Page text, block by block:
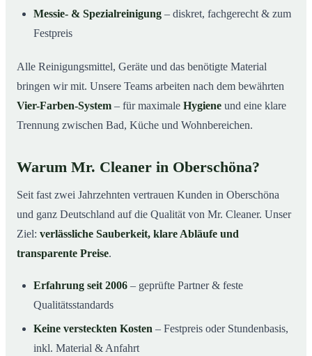
Messie- & Spezialreinigung – diskret, fachgerecht & zum
Festpreis
Alle Reinigungsmittel, Geräte und das benötigte Material
bringen wir mit. Unsere Teams arbeiten nach dem bewährten
Vier-Farben-System – für maximale Hygiene und eine klare
Trennung zwischen Bad, Küche und Wohnbereichen.
Warum Mr. Cleaner in Oberschöna?
Seit fast zwei Jahrzehnten vertrauen Kunden in Oberschöna
und ganz Deutschland auf die Qualität von Mr. Cleaner. Unser
Ziel: verlässliche Sauberkeit, klare Abläufe und
transparente Preise.
Erfahrung seit 2006 – geprüfte Partner & feste
Qualitätsstandards
Keine versteckten Kosten – Festpreis oder Stundenbasis,
inkl. Material & Anfahrt